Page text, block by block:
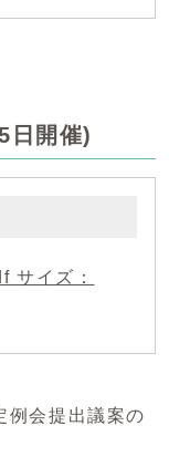
日開催)
サイズ：
会提出議案の